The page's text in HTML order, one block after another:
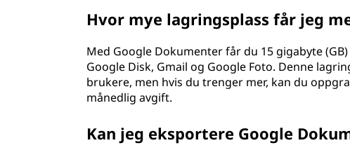
Hvor mye lagringsplass får jeg
Med Google Dokumenter får du 15 gigabyte
Google Disk, Gmail og Google Foto. Denne
brukere, men hvis du trenger mer, kan du
månedlig avgift.
Kan jeg eksportere Google